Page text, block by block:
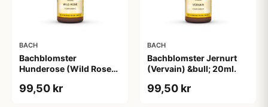
BACH
Bachblomster
Hunderose (Wild Rose)
99,50 kr
BACH
Bachblomster Jernurt
(Vervain) &bull; 20ml.
99,50 kr